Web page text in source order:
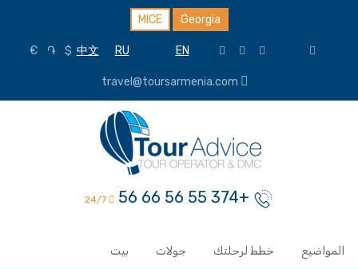
MICE Georgia
EN
RU
中文
$
֏
€
+374 55 56 66 56
بيت جولات خطط لرحلتك المواضيع